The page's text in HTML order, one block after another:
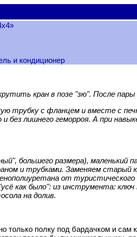
и кондиционер
кран в позе "зю". После
трубку с фланцем и вместе с
лишнего геморроя. А при
большего размера),
и трубками. Заменяем старый
от
как было": из инструмента:
на долив.
полку под бардачком и сам